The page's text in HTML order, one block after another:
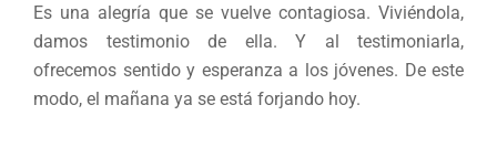
Es una alegría que se vuelve contagiosa. Viviéndola,
damos testimonio de ella. Y al testimoniarla,
ofrecemos sentido y esperanza a los jóvenes. De este
modo, el mañana ya se está forjando hoy.